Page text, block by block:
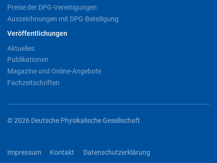
Preise der DPG-Vereinigungen
Auszeichnungen mit DPG-Beteiligung
Veröffentlichungen
Aktuelles
Publikationen
Magazine und Online-Angebote
Fachzeitschriften
© 2026 Deutsche Physikalische Gesellschaft
Impressum Kontakt Datenschutzerklärung